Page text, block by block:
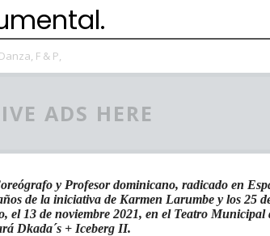
Danza, F & P,
ADS HERE
y Profesor dominicano, radicado en
de la iniciativa de Karmen Larumbe y los 25
13 de noviembre 2021, en el Teatro Municipal
Dkada´s + Iceberg II.